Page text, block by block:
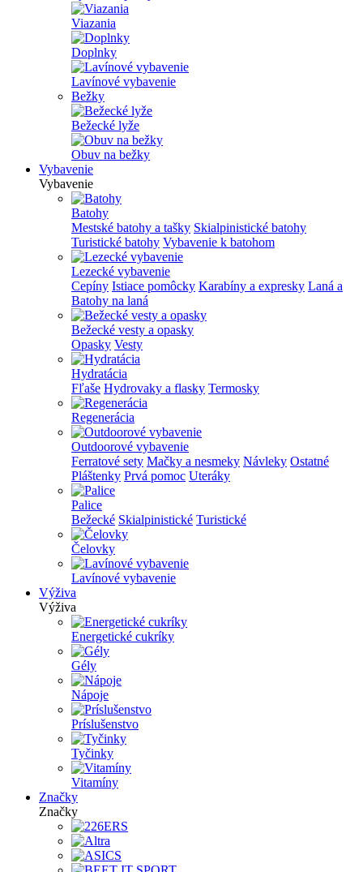
Viazania
Doplnky
Lavínové vybavenie
Bežky
Bežecké lyže
Obuv na bežky
Vybavenie
Vybavenie
Batohy
Mestské batohy a tašky Skialpinistické batohy
Turistické batohy Vybavenie k batohom
Lezecké vybavenie
Cepíny Istiace pomôcky Karabíny a expresky Laná a
Batohy na laná
Bežecké vesty a opasky
Opasky Vesty
Hydratácia
Fľaše Hydrovaky a flasky Termosky
Regenerácia
Outdoorové vybavenie
Ferratové sety Mačky a nesmeky Návleky Ostatné
Pláštenky Prvá pomoc Uteráky
Palice
Bežecké Skialpinistické Turistické
Čelovky
Lavínové vybavenie
Výživa
Výživa
Energetické cukríky
Gély
Nápoje
Príslušenstvo
Tyčinky
Vitamíny
Značky
Značky